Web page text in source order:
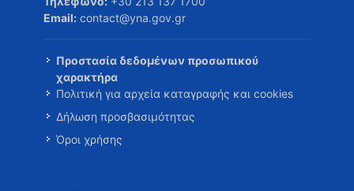
Email: contact@yna.gov.gr
Προστασία δεδομένων προσωπικού
χαρακτήρα
Πολιτική για αρχεία καταγραφής και cookies
Δήλωση προσβασιμότητας
Όροι χρήσης